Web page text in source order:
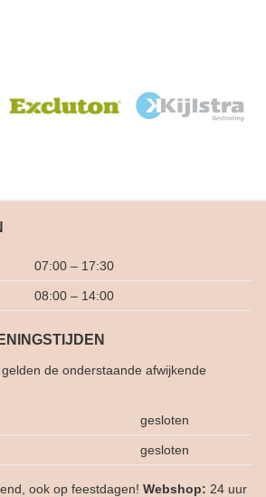
07:00 – 17:30
08:00 – 14:00
gelden de onderstaande afwijkende
gesloten
gesloten
ook op feestdagen! Webshop: 24 uur